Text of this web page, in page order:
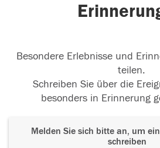
Besondere Erlebnisse und
teilen.
Schreiben Sie über die
besonders in Erinnerung
Melden Sie sich bitte an, um
schreiben